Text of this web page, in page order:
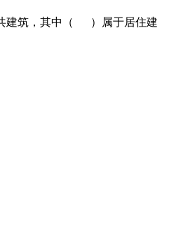
建筑，其中（ ）属于居住建